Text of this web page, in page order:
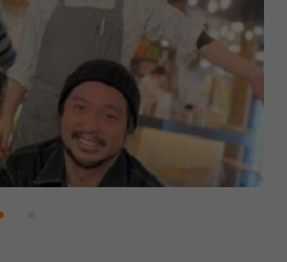
る3つの価値★
を引き出す技術と調理法
加物に頼らず素材の旨味・
体験
ーを通じて、食への理解と